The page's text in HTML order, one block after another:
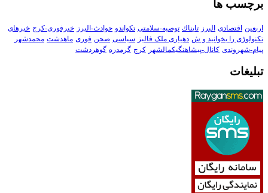
برچسب ها
اربعین اقتصادی البرز تابناك توصیه-سلامتی تکواندو حوادث-البرز خبرفوری-کرج خبرهای
تکنولوڑی را بخوانید و ش دهیاری ملک فالیز سیاسی صحن فوری ماهدشت محمدشهر
پیام-شهروندی کانال-پیشاهنگیکمالشهر کرج گرمدره گوهردشت
تبلیغات